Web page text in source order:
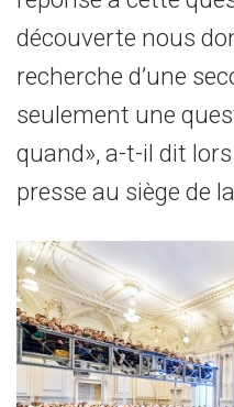
découverte nous
recherche d’une
seulement une
quand», a-t-il dit
presse au siège de